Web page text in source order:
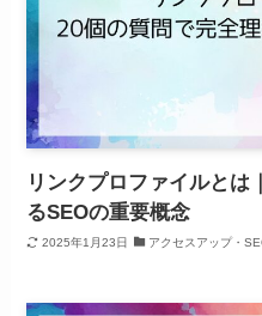
リンクプロファイルとは
るSEOの重要概念
2025年1月23日 アクセスアップ・